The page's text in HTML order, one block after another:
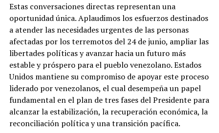
Estas conversaciones directas representan una
oportunidad única. Aplaudimos los esfuerzos destinados
a atender las necesidades urgentes de las personas
afectadas por los terremotos del 24 de junio, ampliar las
libertades políticas y avanzar hacia un futuro más
estable y próspero para el pueblo venezolano. Estados
Unidos mantiene su compromiso de apoyar este proceso
liderado por venezolanos, el cual desempeña un papel
fundamental en el plan de tres fases del Presidente para
alcanzar la estabilización, la recuperación económica, la
reconciliación política y una transición pacífica.